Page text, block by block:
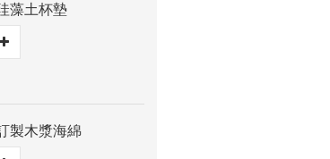
藻土杯墊
製木漿海綿